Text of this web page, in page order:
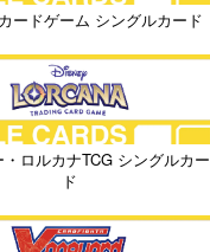
ードゲーム シングルカード
ロルカナTCG シングルカー
ド